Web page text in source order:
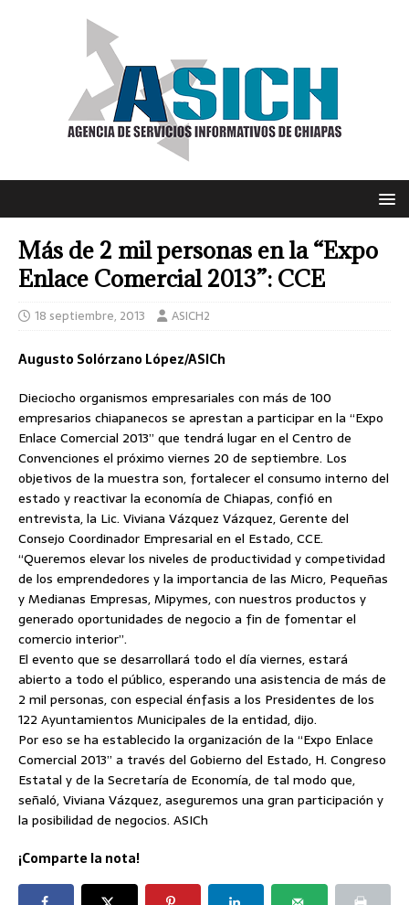
Más de 2 mil personas en la “Expo
Enlace Comercial 2013”: CCE
18 septiembre, 2013 ASICH2
Augusto Solórzano López/ASICh
Dieciocho organismos empresariales con más de 100
empresarios chiapanecos se aprestan a participar en la “Expo
Enlace Comercial 2013” que tendrá lugar en el Centro de
Convenciones el próximo viernes 20 de septiembre. Los
objetivos de la muestra son, fortalecer el consumo interno del
estado y reactivar la economía de Chiapas, confió en
entrevista, la Lic. Viviana Vázquez Vázquez, Gerente del
Consejo Coordinador Empresarial en el Estado, CCE.
“Queremos elevar los niveles de productividad y competividad
de los emprendedores y la importancia de las Micro, Pequeñas
y Medianas Empresas, Mipymes, con nuestros productos y
generado oportunidades de negocio a fin de fomentar el
comercio interior”.
El evento que se desarrollará todo el día viernes, estará
abierto a todo el público, esperando una asistencia de más de
2 mil personas, con especial énfasis a los Presidentes de los
122 Ayuntamientos Municipales de la entidad, dijo.
Por eso se ha establecido la organización de la “Expo Enlace
Comercial 2013” a través del Gobierno del Estado, H. Congreso
Estatal y de la Secretaría de Economía, de tal modo que,
señaló, Viviana Vázquez, aseguremos una gran participación y
la posibilidad de negocios. ASICh
¡Comparte la nota!